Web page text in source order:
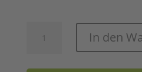
Menge
In den